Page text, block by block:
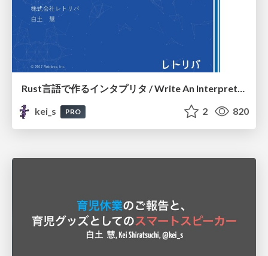
Rust言語で作るインタプリタ / Write An Interpreter In Rust
kei_s
PRO 2 820